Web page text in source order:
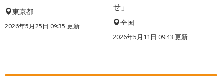
東京都
2026年5月25日 09:35 更新
せ」
全国
2026年5月11日 09:43 更新